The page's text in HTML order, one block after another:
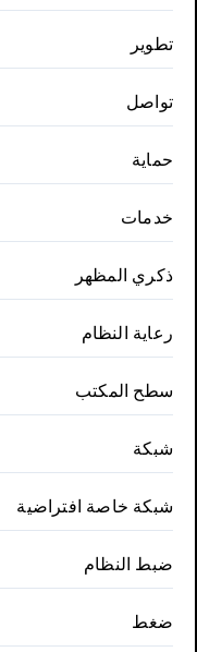
تطوير
تواصل
حماية
خدمات
ذكري المظهر
رعاية النظام
سطح المكتب
شبكة
شبكة خاصة افتراضية
ضبط النظام
ضغط